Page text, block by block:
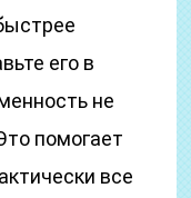
его в
не
помогает
все